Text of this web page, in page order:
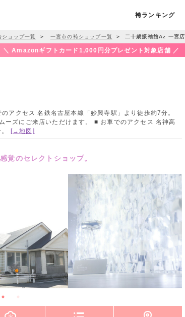
袴ランキング
ショップ一覧 ＞ 一宮市の袴ショップ一覧 ＞ 二十歳振袖館Az 一宮店
＼ Amazonギフトカード1,000円分プレゼント対象店舗 ／
アクセス 名鉄名古屋本線「妙興寺駅」より徒歩約7分。
ーズにご来店いただけます。 ■ お車でのアクセス 名神高
[→地図]
覚のセレクトショップ。